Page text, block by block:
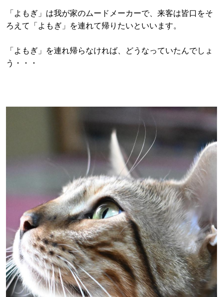
「よもぎ」は我が家のムードメーカーで、来客は皆口をそ
ろえて「よもぎ」を連れて帰りたいといいます。
「よもぎ」を連れ帰らなければ、どうなっていたんでしょ
う・・・